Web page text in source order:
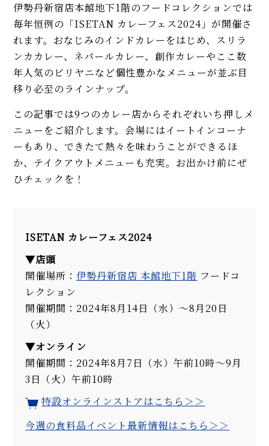
伊勢丹新宿店本館地下1階のフードコレクションでは
毎年恒例の「ISETAN カレーフェス2024」が開催さ
れます。おなじみのインドカレーをはじめ、スリラ
ンカカレー、ネパールカレー、創作カレーやここ数
年人気のビリヤニなど個性豊かなメニューが並ぶ目
移り必至のラインナップ。
この記事では9つのカレー店からそれぞれいち押しメ
ニューをご紹介します。会場にはイートインコーナ
ーもあり、できたて熱々を味わうことができるほ
か、テイクアウトメニューも充実。お出かけ前にぜ
ひチェックを！
ISETAN カレーフェス2024
▼店頭
開催場所： 伊勢丹新宿店 本館地下1階 フードコ
レクション
開催期間：2024年8月14日（水）～8月20日
（火）
▼オンライン
開催期間：2024年8月7日（水）午前10時～9月
3日（火）午前10時
特設オンラインストアはこちら＞＞
今週の食料品イベント最新情報はこちら＞＞